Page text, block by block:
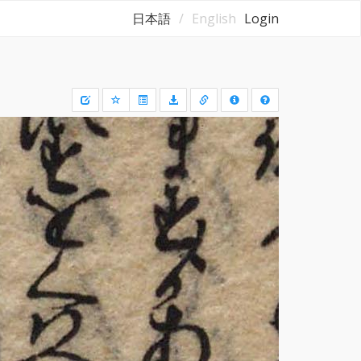
日本語 English Login
Draw
a
rectangle